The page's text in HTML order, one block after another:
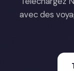
avec des